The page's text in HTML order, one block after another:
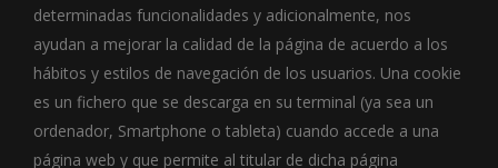
determinadas funcionalidades y adicionalmente, nos
ayudan a mejorar la calidad de la página de acuerdo a los
hábitos y estilos de navegación de los usuarios. Una cookie
es un fichero que se descarga en su terminal (ya sea un
ordenador, Smartphone o tableta) cuando accede a una
página web y que permite al titular de dicha página